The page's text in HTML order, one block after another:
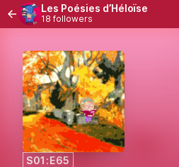
Les Poésies d’Héloïse
18 followers
S01:E65